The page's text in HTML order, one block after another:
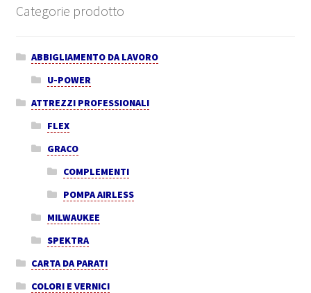
Categorie prodotto
ABBIGLIAMENTO DA LAVORO
U-POWER
ATTREZZI PROFESSIONALI
FLEX
GRACO
COMPLEMENTI
POMPA AIRLESS
MILWAUKEE
SPEKTRA
CARTA DA PARATI
COLORI E VERNICI